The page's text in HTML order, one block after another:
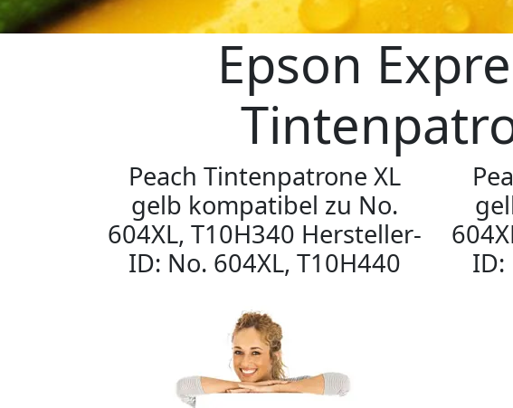
Epson
Peach Tintenpatrone XL
gelb kompatibel zu No.
604XL, T10H340 Hersteller-
ID: No. 604XL, T10H440
ID: